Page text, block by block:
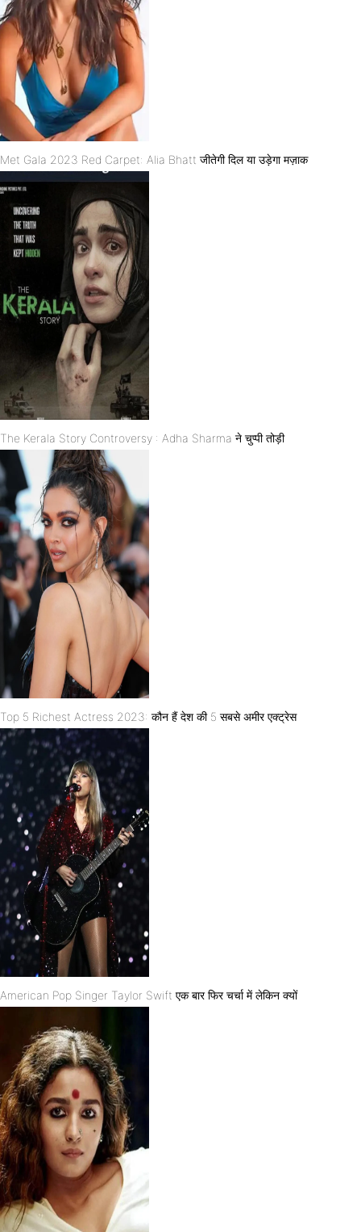
Met Gala 2023 Red Carpet: Alia Bhatt जीतेगी दिल या उड़ेगा मज़ाक
The Kerala Story Controversy : Adha Sharma ने चुप्पी तोड़ी
Top 5 Richest Actress 2023: कौन हैं देश की 5 सबसे अमीर एक्ट्रेस
American Pop Singer Taylor Swift एक बार फिर चर्चा में लेकिन क्यों